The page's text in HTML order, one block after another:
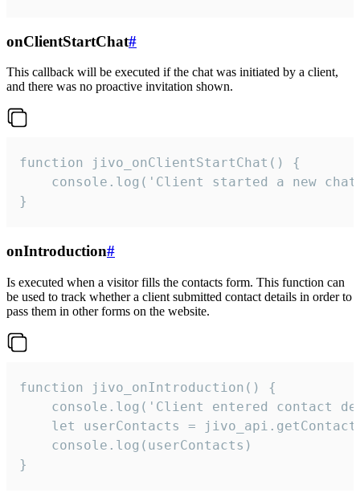
onClientStartChat#
This callback will be executed if the chat was initiated by a client,
and there was no proactive invitation shown.
function jivo_onClientStartChat() {
console.log('Client started a new
}
onIntroduction#
Is executed when a visitor fills the contacts form. This function can
be used to track whether a client submitted contact details in order to
pass them in other forms on the website.
function jivo_onIntroduction() {
console.log('Client entered contact
let userContacts =
    console.log(userContacts)
}